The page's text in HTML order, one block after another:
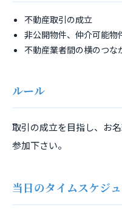
不動産取引の成立
非公開物件、仲介可能物
不動産業者間の横のつな
ルール
取引の成立を目指し、お
参加下さい。
当日のタイムスケジ